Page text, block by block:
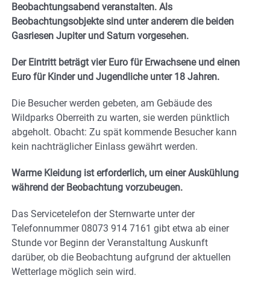
Beobachtungsabend veranstalten. Als
Beobachtungsobjekte sind unter anderem die beiden
Gasriesen Jupiter und Saturn vorgesehen.
Der Eintritt beträgt vier Euro für Erwachsene und einen
Euro für Kinder und Jugendliche unter 18 Jahren.
Die Besucher werden gebeten, am Gebäude des
Wildparks Oberreith zu warten, sie werden pünktlich
abgeholt. Obacht: Zu spät kommende Besucher kann
kein nachträglicher Einlass gewährt werden.
Warme Kleidung ist erforderlich, um einer Auskühlung
während der Beobachtung vorzubeugen.
Das Servicetelefon der Sternwarte unter der
Telefonnummer 08073 914 7161 gibt etwa ab einer
Stunde vor Beginn der Veranstaltung Auskunft
darüber, ob die Beobachtung aufgrund der aktuellen
Wetterlage möglich sein wird.